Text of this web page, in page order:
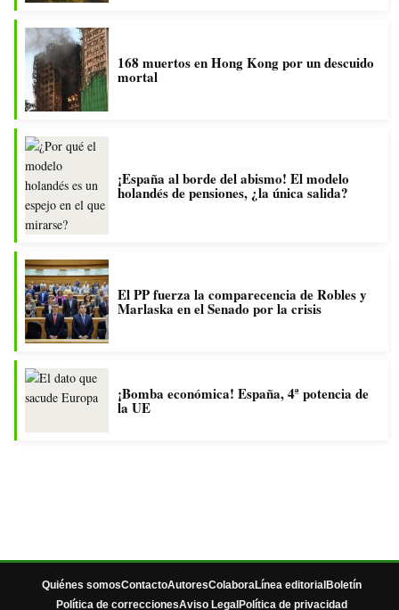
168 muertos en Hong Kong por un descuido
mortal
¡España al borde del abismo! El modelo
holandés de pensiones, ¿la única salida?
El PP fuerza la comparecencia de Robles y
Marlaska en el Senado por la crisis
¡Bomba económica! España, 4ª potencia de
la UE
Quiénes somosContactoAutoresColaboraLínea editorial Boletín
Política de correccionesAviso Legal Política de privacidad